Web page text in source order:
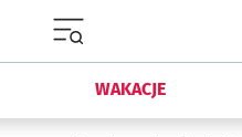
WAKACJE